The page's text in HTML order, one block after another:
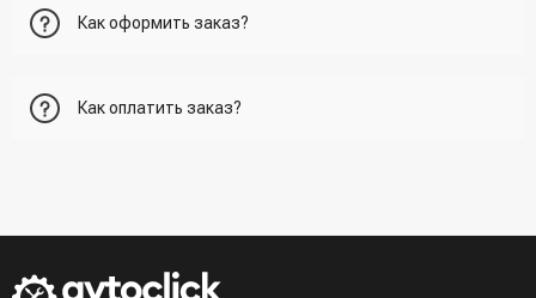
Как оформить заказ?
корзину и указать всю необходимую информацию о
наберет менеджер для подтверждения и уточнения данных.
Третий вариант - сделать заказ по телефонном режиме
Как оплатить заказ?
- LiqPay при оформлении заказа через корзину